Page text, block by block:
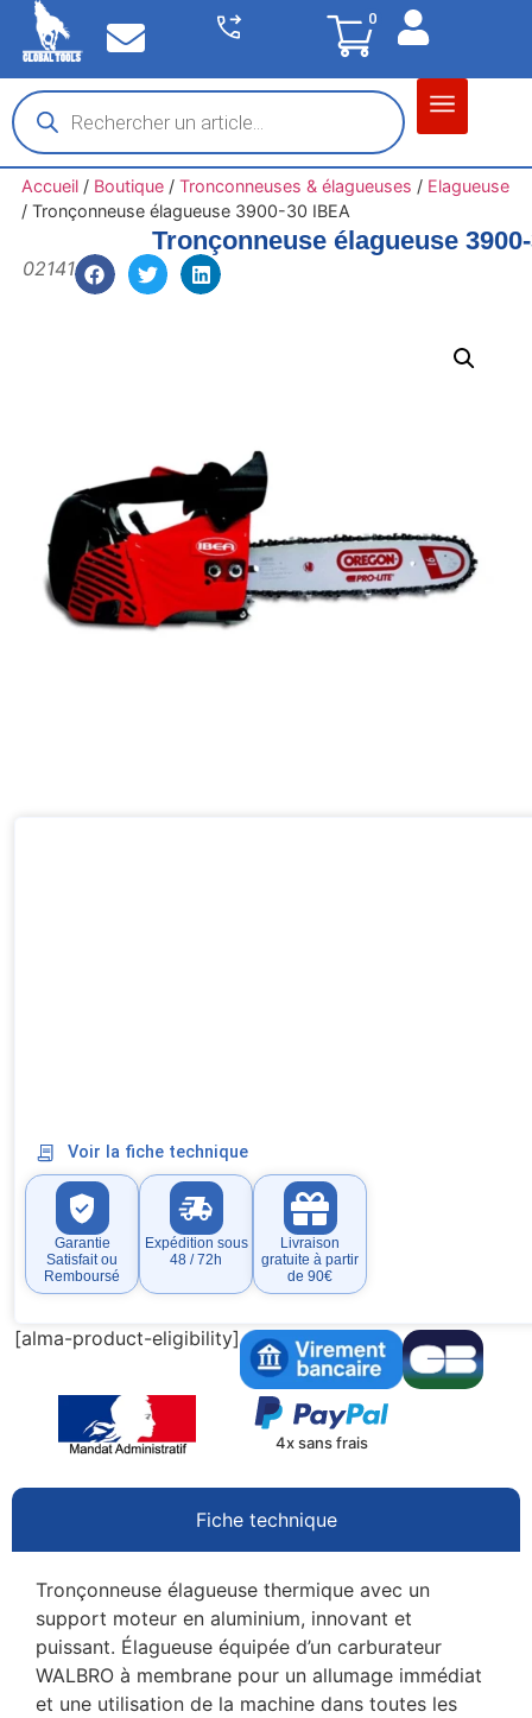
0
Accueil/ Boutique/ Tronconneuses & élagueuses / Elagueuse
/ Tronçonneuse élagueuse 3900-30 IBEA
Tronçonneuse élagueuse
02141
Voir la fiche technique
Garantie
Satisfait ou
Remboursé
Expédition sous
48 / 72h
Livraison
gratuite à partir
de 90€
[alma-product-eligibility]
4x sans frais
Fiche technique
Tronçonneuse élagueuse thermique avec un
support moteur en aluminium, innovant et
puissant. Élagueuse équipée d’un carburateur
WALBRO à membrane pour un allumage immédiat
et une utilisation de la machine dans toutes les